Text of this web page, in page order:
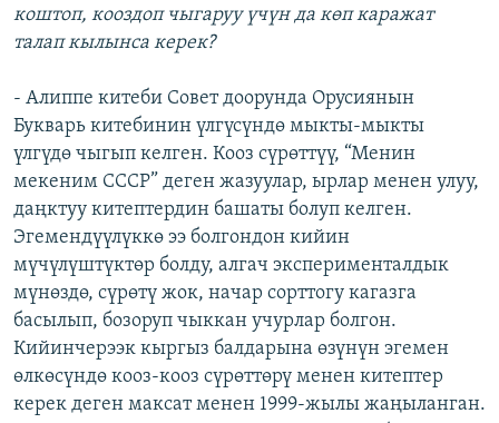
коштоп, кооздоп чыгаруу үчүн да көп каражат
талап кылынса керек?
- Алиппе китеби Совет доорунда Орусиянын
Букварь китебинин үлгүсүндө мыкты-мыкты
үлгүдө чыгып келген. Кооз сүрөттүү, “Менин
мекеним СССР” деген жазуулар, ырлар менен улуу,
даңктуу китептердин башаты болуп келген.
Эгемендүүлүккө ээ болгондон кийин
мүчүлүштүктөр болду, алгач эксперименталдык
мүнөздө, сүрөтү жок, начар сорттогу кагазга
басылып, бозоруп чыккан учурлар болгон.
Кийинчерээк кыргыз балдарына өзүнүн эгемен
өлкөсүндө кооз-кооз сүрөттөрү менен китептер
керек деген максат менен 1999-жылы жаңыланган.